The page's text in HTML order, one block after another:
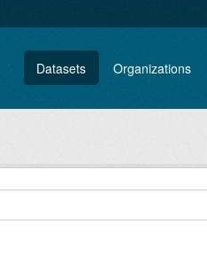
Datasets Organizations